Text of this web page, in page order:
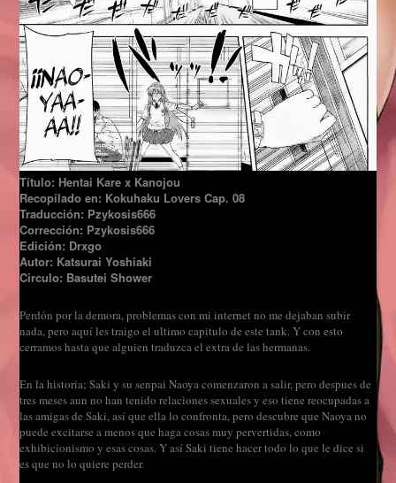
Título: Hentai Kare x Kanojou
Recopilado en: Kokuhaku Lovers Cap. 08
Traducción: Pzykosis666
Corrección: Pzykosis666
Edición: Drxgo
Autor: Katsurai Yoshiaki
Circulo: Basutei Shower
Perdón por la demora, problemas con mi internet no me dejaban subir
nada, pero aquí les traigo el ultimo capitulo de este tank. Y con esto
cerramos hasta que alguien traduzca el extra de las hermanas.
En la historia; Saki y su senpai Naoya comenzaron a salir, pero despues de
tres meses aun no han tenido relaciones sexuales y eso tiene reocupadas a
las amigas de Saki, así que ella lo confronta, pero descubre que Naoya no
puede excitarse a menos que haga cosas muy pervertidas, como
exhibicionismo y esas cosas. Y así Saki tiene hacer todo lo que le dice si
es que no lo quiere perder.